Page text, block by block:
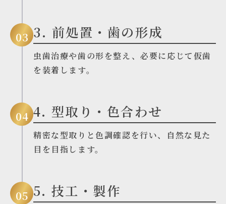
03 3. 前処置・歯の形成
虫歯治療や歯の形を整え、必要に応じて仮歯
を装着します。
04 4. 型取り・色合わせ
精密な型取りと色調確認を行い、自然な見た
目を目指します。
05 5. 技工・製作